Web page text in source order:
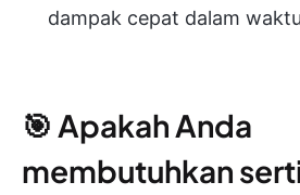
dampak cepat dalam
🎯 Apakah Anda
membutuhkan